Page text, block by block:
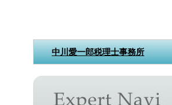
中川愛一郎税理士事務所